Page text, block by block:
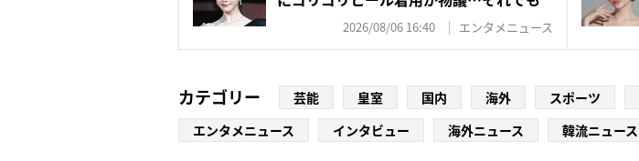
2026/08/06 16:40 エンタメニュース
カテゴリー 芸能 皇室 国内 海外 スポーツ
エンタメニュース
インタビュー 海外ニュース 韓流ニュース